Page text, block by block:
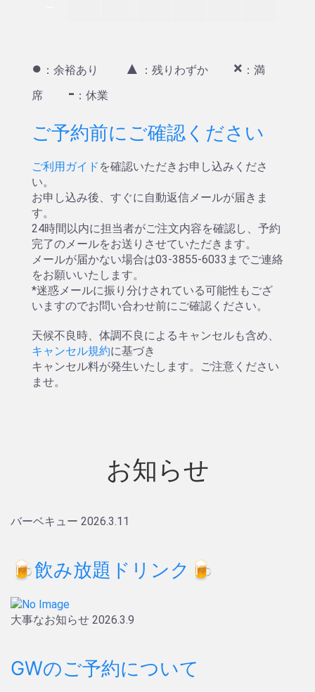
● ：余裕あり ▲ ：残りわずか × ：満
席 - ：休業
ご予約前にご確認ください
ご利用ガイド を確認いただきお申し込みくださ
い。
お申し込み後、すぐに自動返信メールが届きま
す。
24時間以内に担当者がご注文内容を確認し、予約
完了のメールをお送りさせていただきます。
メールが届かない場合は03-3855-6033までご連絡
をお願いいたします。
*迷惑メールに振り分けされている可能性もござ
いますのでお問い合わせ前にご確認ください。
天候不良時、体調不良によるキャンセルも含め、
キャンセル規約に基づき
キャンセル料が発生いたします。ご注意ください
ませ。
お知らせ
バーベキュー 2026.3.11
🍺飲み放題ドリンク🍺
大事なお知らせ 2026.3.9
GWのご予約について